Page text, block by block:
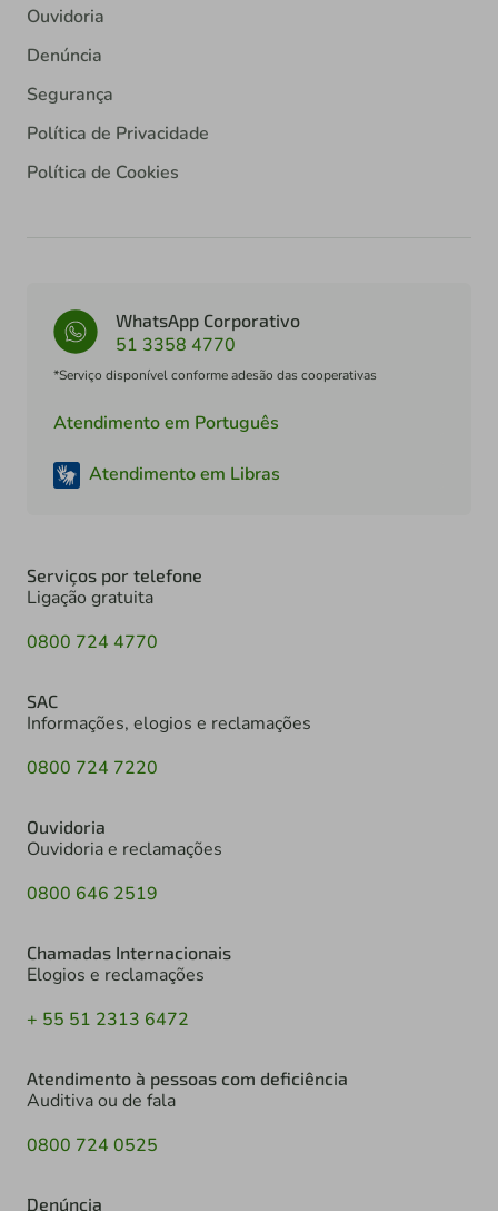
Ouvidoria
Denúncia
Segurança
Política de Privacidade
Política de Cookies
WhatsApp Corporativo
51 3358 4770
*Serviço disponível conforme adesão das cooperativas
Atendimento em Português
Atendimento em Libras
Serviços por telefone
Ligação gratuita
0800 724 4770
SAC
Informações, elogios e reclamações
0800 724 7220
Ouvidoria
Ouvidoria e reclamações
0800 646 2519
Chamadas Internacionais
Elogios e reclamações
+ 55 51 2313 6472
Atendimento à pessoas com deficiência
Auditiva ou de fala
0800 724 0525
Denúncia